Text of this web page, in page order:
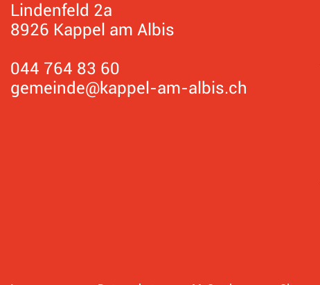
Lindenfeld 2a
8926 Kappel am Albis
044 764 83 60
gemeinde@kappel-am-albis.ch